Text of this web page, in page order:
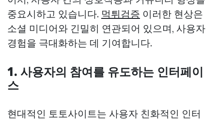
중요시하고 있습니다. 먹튀검증 이러한 현상은
소셜 미디어와 긴밀히 연관되어 있으며, 사용자
경험을 극대화하는 데 기여합니다.
1. 사용자의 참여를 유도하는 인터페이
스
현대적인 토토사이트는 사용자 친화적인 인터